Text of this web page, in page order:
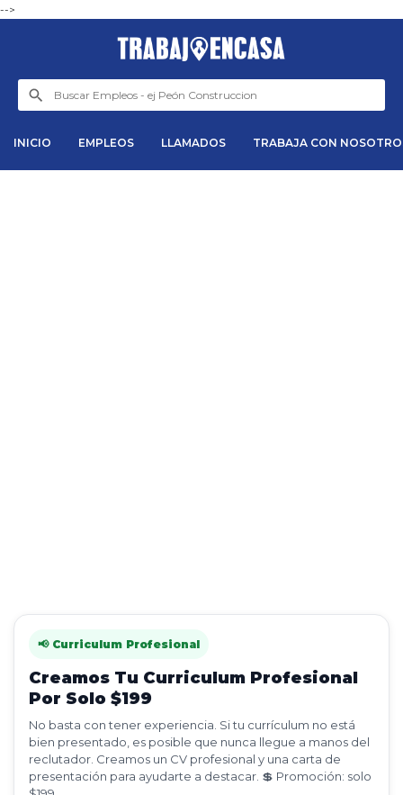
-->
INICIO EMPLEOS LLAMADOS TRABAJA CON
📢 Curriculum Profesional
Creamos Tu Curriculum Profesional
Por Solo $199
No basta con tener experiencia. Si tu currículum no está
bien presentado, es posible que nunca llegue a manos del
reclutador. Creamos un CV profesional y una carta de
presentación para ayudarte a destacar. 💲 Promoción: solo